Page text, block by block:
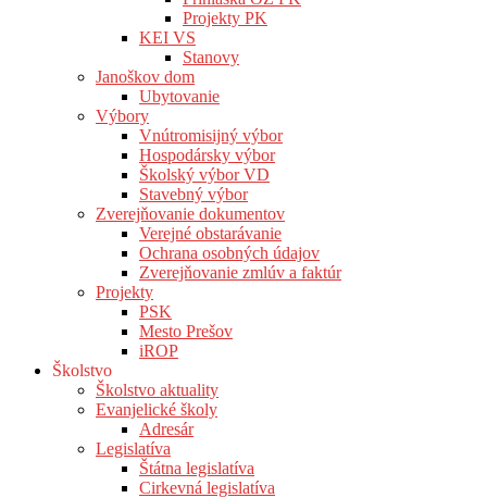
Projekty PK
KEI VS
Stanovy
Janoškov dom
Ubytovanie
Výbory
Vnútromisijný výbor
Hospodársky výbor
Školský výbor VD
Stavebný výbor
Zverejňovanie dokumentov
Verejné obstarávanie
Ochrana osobných údajov
Zverejňovanie zmlúv a faktúr
Projekty
PSK
Mesto Prešov
iROP
Školstvo
Školstvo aktuality
Evanjelické školy
Adresár
Legislatíva
Štátna legislatíva
Cirkevná legislatíva